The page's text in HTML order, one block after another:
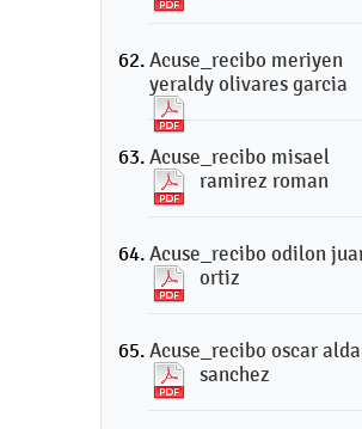
Acuse_recibo meriyen
yeraldy olivares garcia
Acuse_recibo misael
ramirez roman
Acuse_recibo odilon
ortiz
Acuse_recibo oscar
sanchez